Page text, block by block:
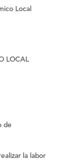
Local
LOCAL
de
la labor